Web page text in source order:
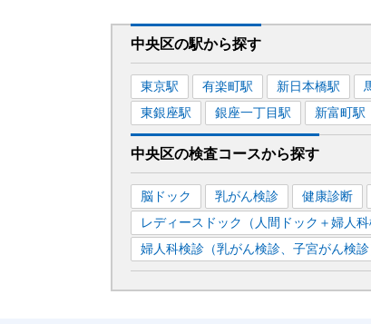
中央区の駅から探す
東京駅 有楽町駅 新日本橋駅
東銀座駅 銀座一丁目駅 新富町駅
中央区の検査コースから探す
脳ドック 乳がん検診 健康診断
レディースドック（人間ドック＋婦人科
婦人科検診（乳がん検診、子宮がん検診